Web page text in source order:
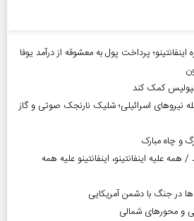
اینفانتینو؛ پرداخت پول به معشوقه از درآمد یوفا
کمک کند
نیروهای اسرائیلی؛ شلیک نارنجک صوتی و گاز
و چاه مبارک
علیه اینفانتینو، اینفانتینو علیه همه
در جنگ با دشمن آمریکایی
و محورهای شمالی